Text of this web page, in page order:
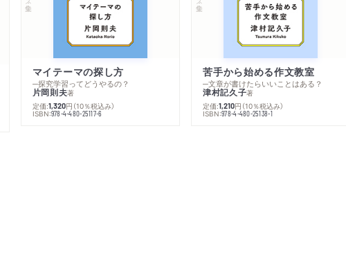
マイテーマの探し方
─探究学習ってどうやるの？
片岡則夫著
定価:1,320円 （10％税込み）
ISBN:978-4-480-25117-6
苦手から始める作文教室
─文章が書けたらいいことはある？
津村記久子著
定価:1,210円 （10％税込み）
ISBN:978-4-480-25138-1